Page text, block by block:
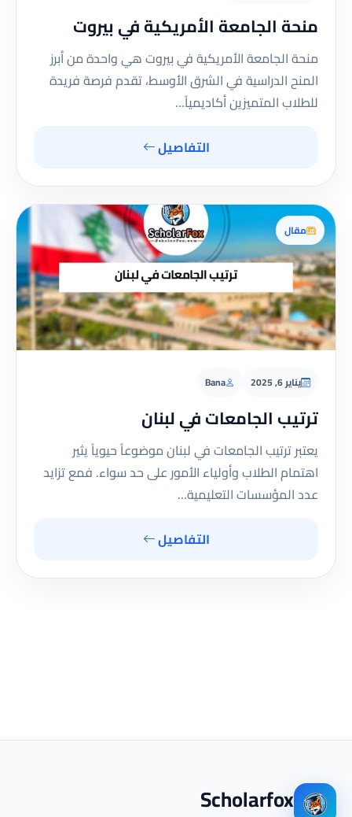
منحة الجامعة الأمريكية في بيروت
منحة الجامعة الأمريكية في بيروت هي واحدة من أبرز
المنح الدراسية في الشرق الأوسط، تقدم فرصة فريدة
للطلاب المتميزين أكاديمياً…
التفاصيل
مقال
يناير 6, 2025 Bana
ترتيب الجامعات في لبنان
يعتبر ترتيب الجامعات في لبنان موضوعاً حيوياً يثير
اهتمام الطلاب وأولياء الأمور على حد سواء. فمع تزايد
عدد المؤسسات التعليمية…
التفاصيل
Scholarfox